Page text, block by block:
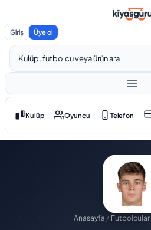
Giriş Üye ol
Kulüp Oyuncu Telefon
Anasayfa / Futbolcular